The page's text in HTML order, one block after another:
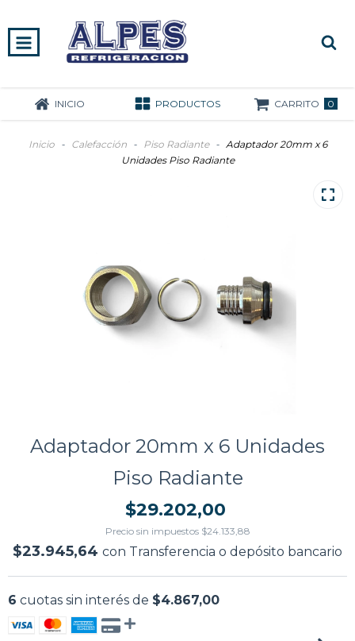
INICIO PRODUCTOS CARRITO 0
Inicio - Calefacción - Piso Radiante - Adaptador 20mm x 6
Unidades Piso Radiante
Adaptador 20mm x 6 Unidades
Piso Radiante
$29.202,00
Precio sin impuestos $24.133,88
$23.945,64 con Transferencia o depósito bancario
6 cuotas sin interés de $4.867,00